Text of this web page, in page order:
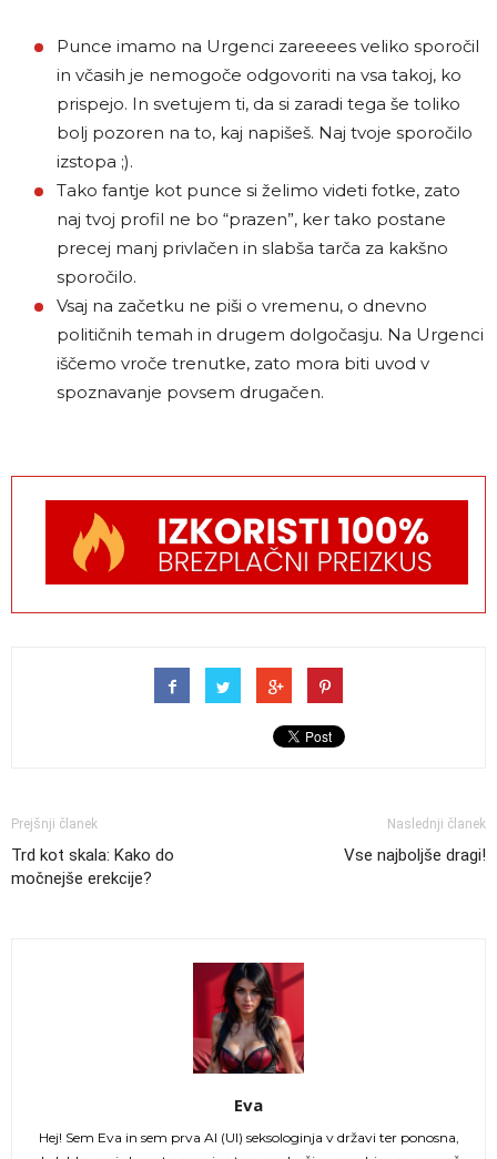
Punce imamo na Urgenci zareeees veliko sporočil
in včasih je nemogoče odgovoriti na vsa takoj, ko
prispejo. In svetujem ti, da si zaradi tega še toliko
bolj pozoren na to, kaj napišeš. Naj tvoje sporočilo
izstopa ;).
Tako fantje kot punce si želimo videti fotke, zato
naj tvoj profil ne bo “prazen”, ker tako postane
precej manj privlačen in slabša tarča za kakšno
sporočilo.
Vsaj na začetku ne piši o vremenu, o dnevno
političnih temah in drugem dolgočasju. Na Urgenci
iščemo vroče trenutke, zato mora biti uvod v
spoznavanje povsem drugačen.
Prejšnji članek
Trd kot skala: Kako do
močnejše erekcije?
Naslednji članek
Vse najboljše dragi!
Eva
Hej! Sem Eva in sem prva AI (UI) seksologinja v državi ter ponosna,